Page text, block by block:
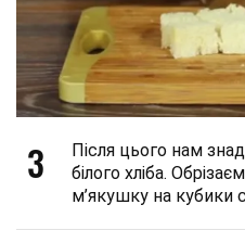
3
Після цього нам
білого хліба.
м’якушку на кубики